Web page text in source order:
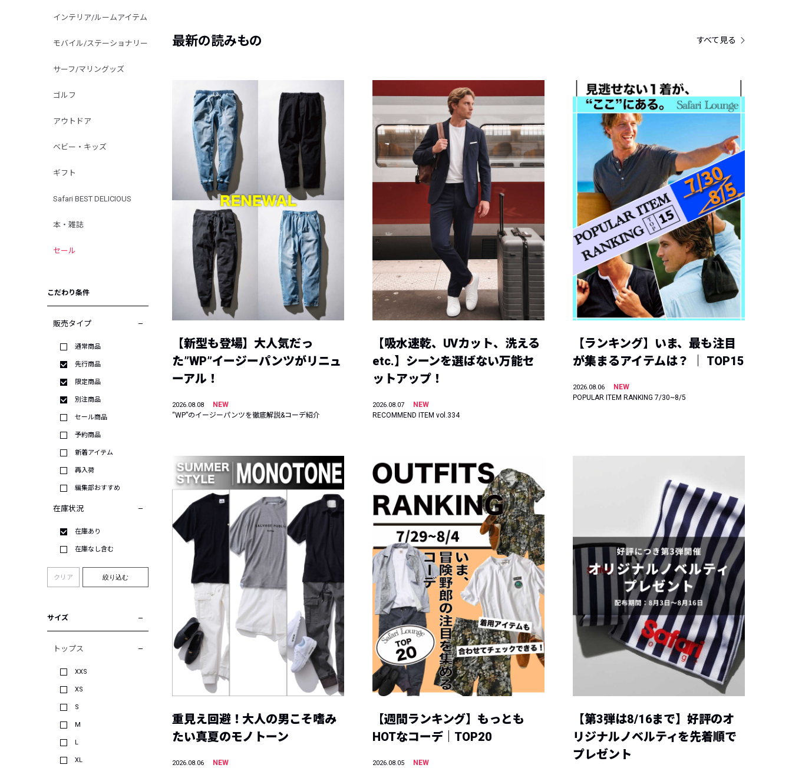
インテリア/ルームアイテム
モバイル/ステーショナリー
サーフ/マリングッズ
ゴルフ
アウトドア
ベビー・キッズ
ギフト
Safari BEST DELICIOUS
本・雑誌
セール
こだわり条件
販売タイプ
通常商品
先行商品
限定商品
別注商品
セール商品
予約商品
新着アイテム
再入荷
編集部おすすめ
在庫状況
在庫あり
在庫なし含む
クリア 絞り込む
サイズ
トップス
XXS
XS
S
M
L
XL
最新の読みもの すべて見る
【新型も登場】大人気だっ
た”WP”イージーパンツがリニュ
ーアル！
2026.08.08
NEW
“WP”のイージーパンツを徹底解説&コーデ紹介
【吸水速乾、UVカット、洗える
etc.】シーンを選ばない万能セ
ットアップ！
2026.08.07
NEW
RECOMMEND ITEM vol.334
【ランキング】いま、最も注目
が集まるアイテムは？ ｜ TOP15
2026.08.06
NEW
POPULAR ITEM RANKING 7/30~8/5
重見え回避！大人の男こそ嗜み
たい真夏のモノトーン
2026.08.06
NEW
【週間ランキング】もっとも
HOTなコーデ｜TOP20
2026.08.05
NEW
【第3弾は8/16まで】好評のオ
リジナルノベルティを先着順で
プレゼント